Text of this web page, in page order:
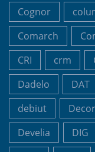
Cognor
Comarch
CRI
crm
Dadelo
DAT
debiut
Develia
DIG